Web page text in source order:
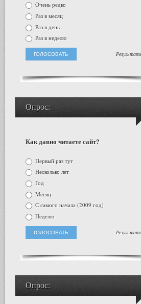
Очень редко
Раз в месяц
Раз в день
Раз в неделю
Опрос:
Как давно читаете сайт?
Первый раз тут
Несколько лет
Год
Месяц
С самого начала (2009 год)
Неделю
Опрос: